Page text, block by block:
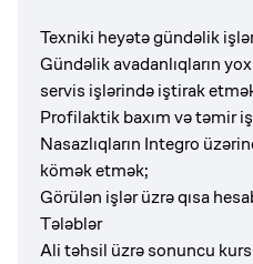
Texniki heyətə gündəlik
Gündəlik avadanlıqların
servis işlərində iştirak
Profilaktik baxım və təmir
Nasazlıqların Integro
kömək etmək;
Görülən işlər üzrə qısa
Tələblər
Ali təhsil üzrə sonuncu